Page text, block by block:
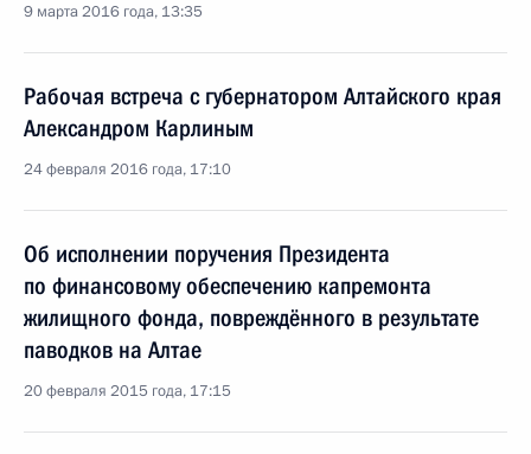
9 марта 2016 года, 13:35
Рабочая встреча с губернатором Алтайского края
Александром Карлиным
24 февраля 2016 года, 17:10
Об исполнении поручения Президента
по финансовому обеспечению капремонта
жилищного фонда, повреждённого в результате
паводков на Алтае
20 февраля 2015 года, 17:15